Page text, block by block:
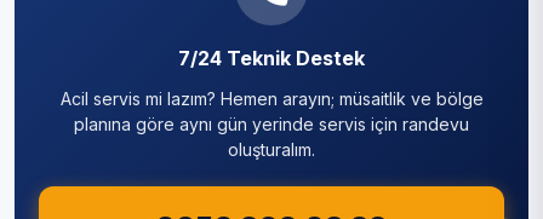
7/24 Teknik Destek
Acil servis mi lazım? Hemen arayın; müsaitlik ve bölge
planına göre aynı gün yerinde servis için randevu
oluşturalım.